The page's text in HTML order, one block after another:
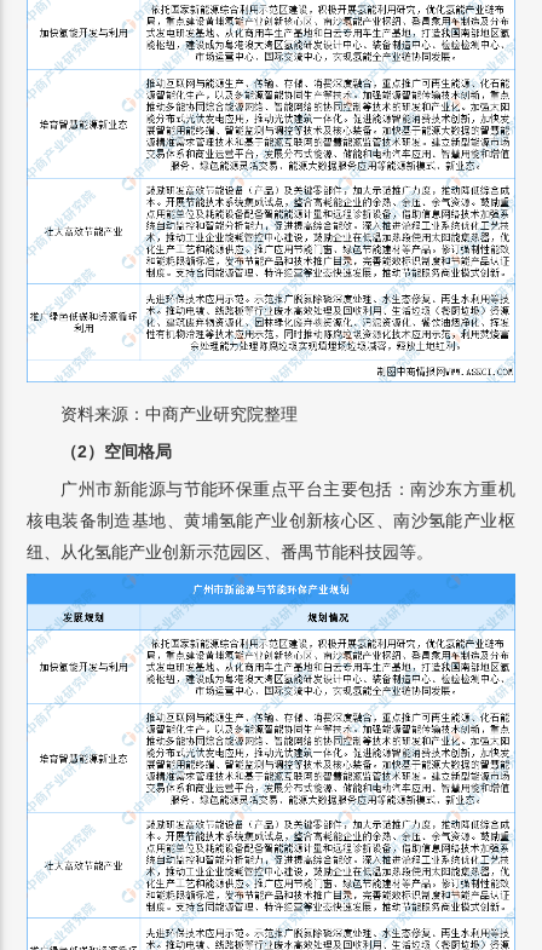
资料来源：中商产业研究院整理
（2）空间格局
广州市新能源与节能环保重点平台主要包括：南沙东方重机
核电装备制造基地、黄埔氢能产业创新核心区、南沙氢能产业枢
纽、从化氢能产业创新示范园区、番禺节能科技园等。